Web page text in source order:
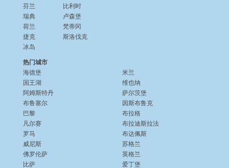
芬兰
瑞典
荷兰
捷克
冰岛
比利时
卢森堡
梵蒂冈
斯洛伐克
热门城市
海德堡
国王湖
阿姆斯特丹
布鲁塞尔
巴黎
凡尔赛
罗马
威尼斯
佛罗伦萨
比萨
米兰
维也纳
萨尔茨堡
因斯布鲁克
布拉格
布拉迪斯拉法
布达佩斯
苏格兰
英格兰
爱丁堡